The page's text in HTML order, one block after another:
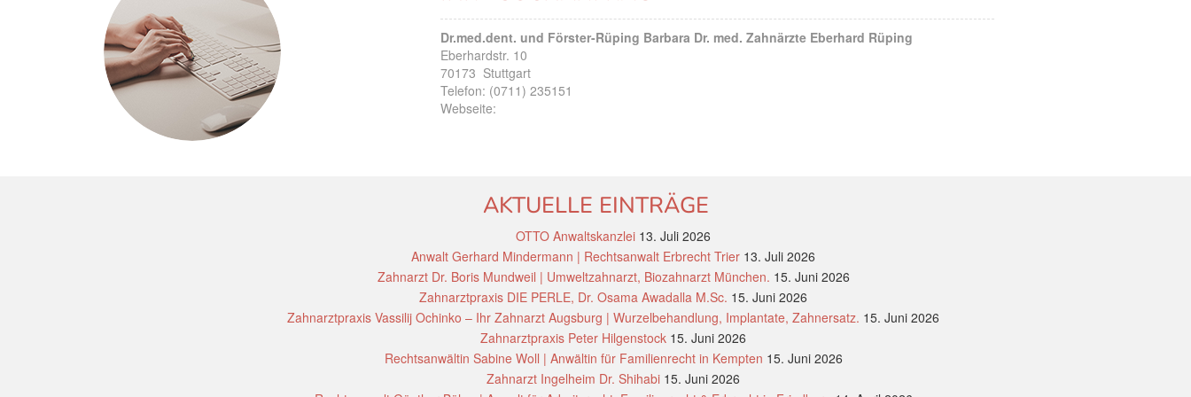
Dr.med.dent. und Förster-Rüping Barbara Dr. med. Zahnärzte Eberhard Rüping
Eberhardstr. 10
70173 Stuttgart
Telefon: (0711) 235151
Webseite:
AKTUELLE EINTRÄGE
OTTO Anwaltskanzlei 13. Juli 2026
Anwalt Gerhard Mindermann | Rechtsanwalt Erbrecht Trier 13. Juli 2026
Zahnarzt Dr. Boris Mundweil | Umweltzahnarzt, Biozahnarzt München. 15. Juni 2026
Zahnarztpraxis DIE PERLE, Dr. Osama Awadalla M.Sc. 15. Juni 2026
Zahnarztpraxis Vassilij Ochinko – Ihr Zahnarzt Augsburg | Wurzelbehandlung, Implantate, Zahnersatz. 15. Juni 2026
Zahnarztpraxis Peter Hilgenstock 15. Juni 2026
Rechtsanwältin Sabine Woll | Anwältin für Familienrecht in Kempten 15. Juni 2026
Zahnarzt Ingelheim Dr. Shihabi 15. Juni 2026